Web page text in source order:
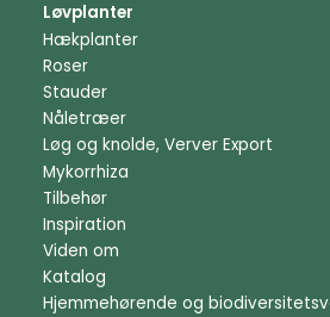
Løvplanter
Hækplanter
Roser
Stauder
Nåletræer
Løg og knolde, Verver Export
Mykorrhiza
Tilbehør
Inspiration
Viden om
Katalog
Hjemmehørende og